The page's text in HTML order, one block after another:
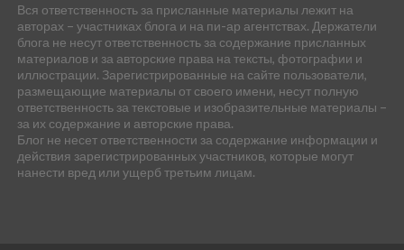
Вся ответственность за присланные материалы лежит на
авторах – участниках блога и на пи-ар агентствах. Держатели
блога не несут ответственность за содержание присланных
материалов и за авторские права на тексты, фотографии и
иллюстрации. Зарегистрированные на сайте пользователи,
размещающие материалы от своего имени, несут полную
ответственность за текстовые и изобразительные материалы –
за их содержание и авторские права.
Блог не несет ответственности за содержание информации и
действия зарегистрированных участников, которые могут
нанести вред или ущерб третьим лицам.